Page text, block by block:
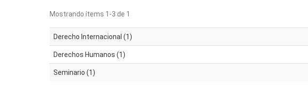
Mostrando ítems 1-3 de 1
Derecho Internacional (1)
Derechos Humanos (1)
Seminario (1)